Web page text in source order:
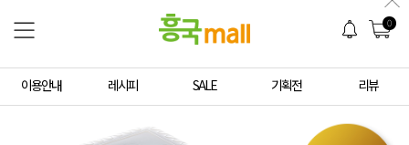
0
이용안내 레시피 SALE 기획전 리뷰